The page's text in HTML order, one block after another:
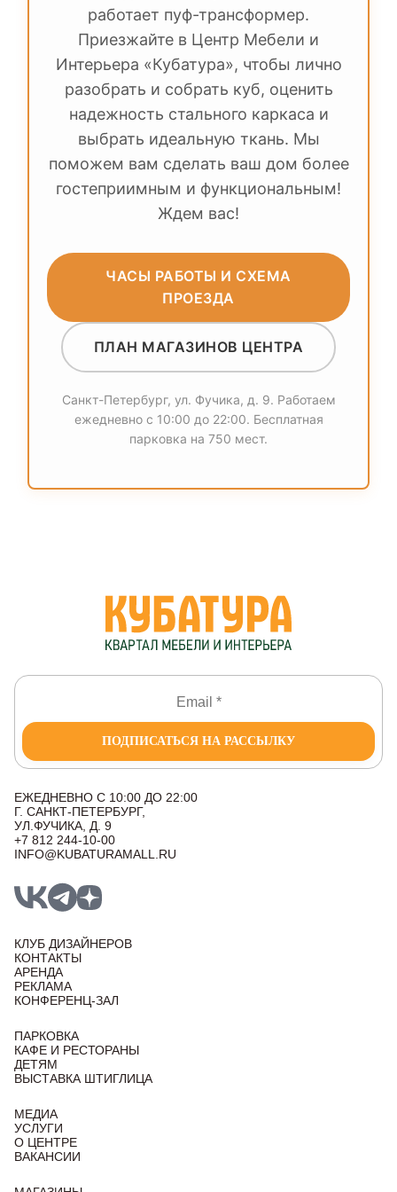
работает пуф-трансформер.
Приезжайте в Центр Мебели и
Интерьера «Кубатура», чтобы лично
разобрать и собрать куб, оценить
надежность стального каркаса и
выбрать идеальную ткань. Мы
поможем вам сделать ваш дом более
гостеприимным и функциональным!
Ждем вас!
ЧАСЫ РАБОТЫ И СХЕМА
ПРОЕЗДА
ПЛАН МАГАЗИНОВ ЦЕНТРА
Санкт-Петербург, ул. Фучика, д. 9. Работаем
ежедневно с 10:00 до 22:00. Бесплатная
парковка на 750 мест.
ПОДПИСАТЬСЯ НА РАССЫЛКУ
ЕЖЕДНЕВНО С 10:00 ДО 22:00
Г. САНКТ-ПЕТЕРБУРГ,
УЛ.ФУЧИКА, Д. 9
+7 812 244-10-00
INFO@KUBATURAMALL.RU
КЛУБ ДИЗАЙНЕРОВ
КОНТАКТЫ
АРЕНДА
РЕКЛАМА
КОНФЕРЕНЦ-ЗАЛ
ПАРКОВКА
КАФЕ И РЕСТОРАНЫ
ДЕТЯМ
ВЫСТАВКА ШТИГЛИЦА
МЕДИА
УСЛУГИ
О ЦЕНТРЕ
ВАКАНСИИ